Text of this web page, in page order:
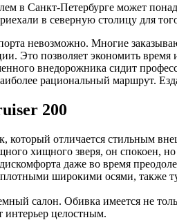
в Санкт-Петербурге может
в северную столицу для
невозможно. Многие
Это позволяет экономить время
внедорожника сидит
рациональный маршрут.
200
который отличается стильным
хищного зверя, он спокоен, но
даже во время
широкими осями,
салон. Обивка имеется не
интерьер целостным.